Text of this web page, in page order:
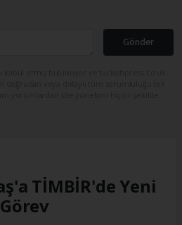
Gönder
TİMBİR'de Yeni
Görev